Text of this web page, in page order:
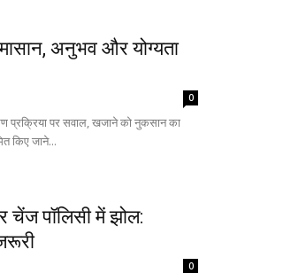
अनुभव और योग्यता
0
प्रक्रिया पर सवाल, खजाने को नुकसान का
किए जाने...
चेंज पॉलिसी में झोल:
0